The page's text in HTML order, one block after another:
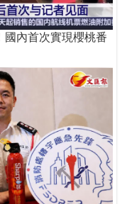
國內首次實現櫻桃番